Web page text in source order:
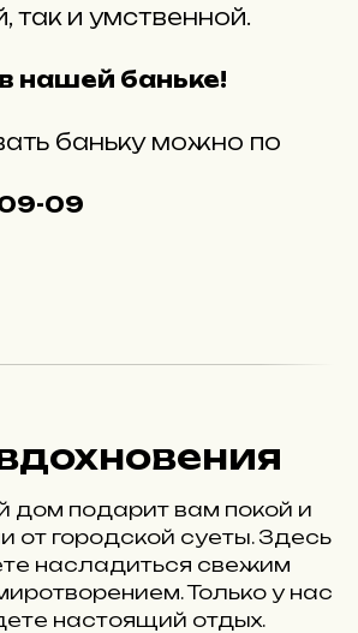
так и умственной.
нашей баньке!
баньку можно по
09-09
дом подарит вам покой и
от городской суеты. Здесь
насладиться свежим
Только у нас
настоящий отдых.